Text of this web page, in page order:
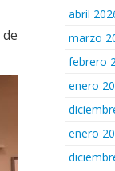
abril
marzo
febrero
enero
enero